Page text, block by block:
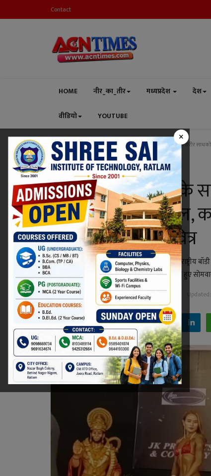
Contact
HOME नीर_का_तीर मध्यप्रदेश देश
वीडियो YOUTUBE
×
Home मध्यप्रदेश रतलाम हे राम ! बजरंग बली के सामने महिला शरीर
रतलाम
हे राम ! बजरंग बली के
प्रदर्शन पर मचा
गंगाजल से करेंगे पवित्र
कांग्रेस ने शहर में आयोजित हुई 13वीं मिस्टर जूनियर राष्ट्रीय
समक्ष अर्द्धनग्न महिलाओं के प्रदर्शन पर आपत्ति जताते हुए
Niraj Kumar Shukla Mar 5, 2023 - 23:24
Facebook Twitter